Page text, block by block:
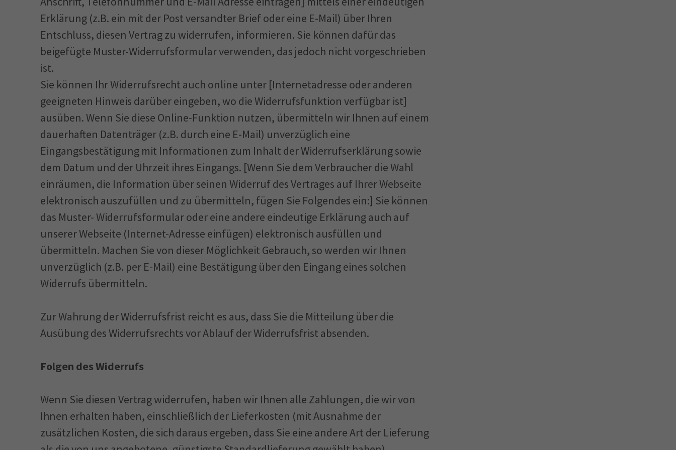
Erklärung (z.B. ein mit der Post versandter Brief oder eine E-Mail) über Ihren
Entschluss, diesen Vertrag zu widerrufen, informieren. Sie können dafür das
beigefügte Muster-Widerrufsformular verwenden, das jedoch nicht vorgeschrieben
ist.
Sie können Ihr Widerrufsrecht auch online unter [Internetadresse oder anderen
geeigneten Hinweis darüber eingeben, wo die Widerrufsfunktion verfügbar ist]
ausüben. Wenn Sie diese Online-Funktion nutzen, übermitteln wir Ihnen auf einem
dauerhaften Datenträger (z.B. durch eine E-Mail) unverzüglich eine
Eingangsbestätigung mit Informationen zum Inhalt der Widerrufserklärung sowie
dem Datum und der Uhrzeit ihres Eingangs. [Wenn Sie dem Verbraucher die Wahl
einräumen, die Information über seinen Widerruf des Vertrages auf Ihrer Webseite
elektronisch auszufüllen und zu übermitteln, fügen Sie Folgendes ein:] Sie können
das Muster- Widerrufsformular oder eine andere eindeutige Erklärung auch auf
unserer Webseite (Internet-Adresse einfügen) elektronisch ausfüllen und
übermitteln. Machen Sie von dieser Möglichkeit Gebrauch, so werden wir Ihnen
unverzüglich (z.B. per E-Mail) eine Bestätigung über den Eingang eines solchen
Widerrufs übermitteln.
Zur Wahrung der Widerrufsfrist reicht es aus, dass Sie die Mitteilung über die
Ausübung des Widerrufsrechts vor Ablauf der Widerrufsfrist absenden.
Folgen des Widerrufs
Wenn Sie diesen Vertrag widerrufen, haben wir Ihnen alle Zahlungen, die wir von
Ihnen erhalten haben, einschließlich der Lieferkosten (mit Ausnahme der
zusätzlichen Kosten, die sich daraus ergeben, dass Sie eine andere Art der Lieferung